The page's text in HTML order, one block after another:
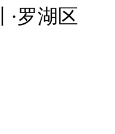
·罗湖区